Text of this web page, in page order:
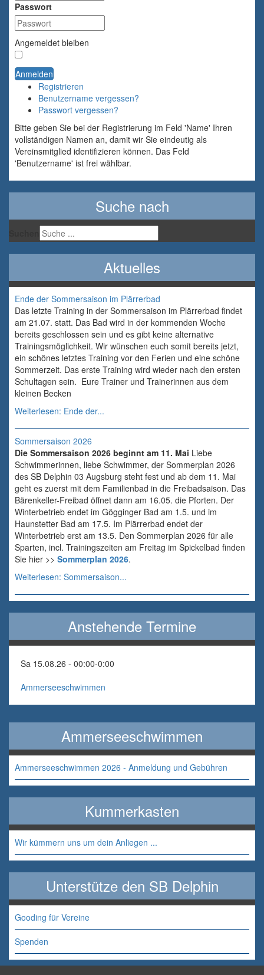
Passwort
Angemeldet bleiben
Anmelden
Registrieren
Benutzername vergessen?
Passwort vergessen?
Bitte geben Sie bei der Registrierung im Feld 'Name' Ihren
vollständigen Namen an, damit wir Sie eindeutig als
Vereinsmitglied identifizieren können. Das Feld
'Benutzername' ist frei wählbar.
Suche nach
Aktuelles
Ende der Sommersaison im Plärrerbad
Das letzte Training in der Sommersaison im Plärrerbad findet
am 21.07. statt. Das Bad wird in der kommenden Woche
bereits geschlossen sein und es gibt keine alternative
Trainingsmöglichkeit. Wir wünschen euch somit bereits jetzt,
ein schönes letztes Training vor den Ferien und eine schöne
Sommerzeit. Das erste Training wird wieder nach den ersten
Schultagen sein. Eure Trainer und Trainerinnen aus dem
kleinen Becken
Weiterlesen: Ende der...
Sommersaison 2026
Die Sommersaison 2026 beginnt am 11. Mai Liebe
Schwimmerinnen, liebe Schwimmer, der Sommerplan 2026
des SB Delphin 03 Augsburg steht fest und ab dem 11. Mai
geht es zuerst mit dem Familienbad in die Freibadsaison. Das
Bärenkeller-Freibad öffnet dann am 16.05. die Pforten. Der
Winterbetrieb endet im Gögginger Bad am 1.5. und im
Haunstetter Bad am 17.5. Im Plärrerbad endet der
Winterbetrieb erst am 13.5. Den Sommerplan 2026 für alle
Sparten, incl. Trainingszeiten am Freitag im Spickelbad finden
Sie hier >> Sommerplan 2026.
Weiterlesen: Sommersaison...
Anstehende Termine
Sa 15.08.26 - 00:00-0:00
Ammerseeschwimmen
Ammerseeschwimmen
Ammerseeschwimmen 2026 - Anmeldung und Gebühren
Kummerkasten
Wir kümmern uns um dein Anliegen ...
Unterstütze den SB Delphin
Gooding für Vereine
Spenden